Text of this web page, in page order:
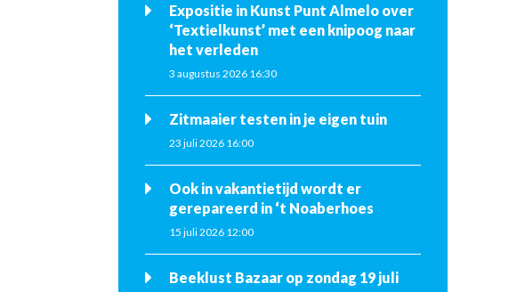
Expositie in Kunst Punt Almelo over
‘Textielkunst’ met een knipoog naar
het verleden
3 augustus 2026 16:30
Zitmaaier testen in je eigen tuin
23 juli 2026 16:00
Ook in vakantietijd wordt er
gerepareerd in ‘t Noaberhoes
15 juli 2026 12:00
Beeklust Bazaar op zondag 19 juli